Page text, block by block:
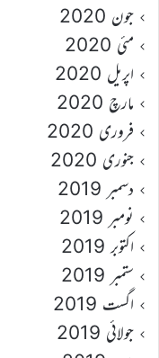
جون 2020
مئی 2020
اپریل 2020
مارچ 2020
فروری 2020
جنوری 2020
دسمبر 2019
نومبر 2019
اکتوبر 2019
ستمبر 2019
اگست 2019
جولائی 2019